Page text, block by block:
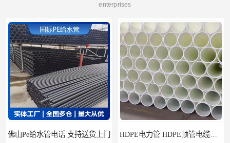
enterprises
佛山Pe给水管电话 支持送货上门